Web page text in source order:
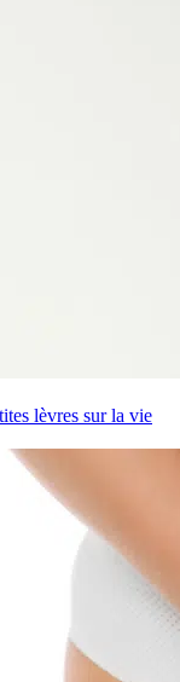
lèvres sur la vie